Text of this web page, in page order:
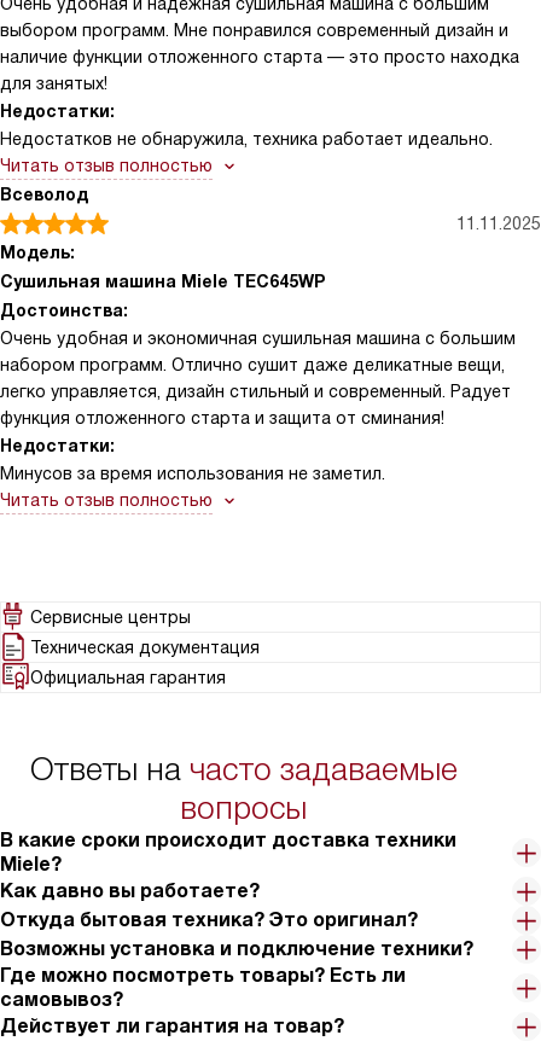
выбором программ. Мне понравился современный дизайн и
наличие функции отложенного старта — это просто находка
для занятых!
Недостатки:
Недостатков не обнаружила, техника работает идеально.
Читать отзыв полностью
Всеволод
11.11.2025
Модель:
Сушильная машина Miele TEC645WP
Достоинства:
Очень удобная и экономичная сушильная машина с большим
набором программ. Отлично сушит даже деликатные вещи,
легко управляется, дизайн стильный и современный. Радует
функция отложенного старта и защита от сминания!
Недостатки:
Минусов за время использования не заметил.
Читать отзыв полностью
Сервисные центры
Техническая документация
Официальная гарантия
Ответы на часто задаваемые
вопросы
В какие сроки происходит доставка техники
Miele?
Как давно вы работаете?
Откуда бытовая техника? Это оригинал?
Возможны установка и подключение техники?
Где можно посмотреть товары? Есть ли
самовывоз?
Действует ли гарантия на товар?